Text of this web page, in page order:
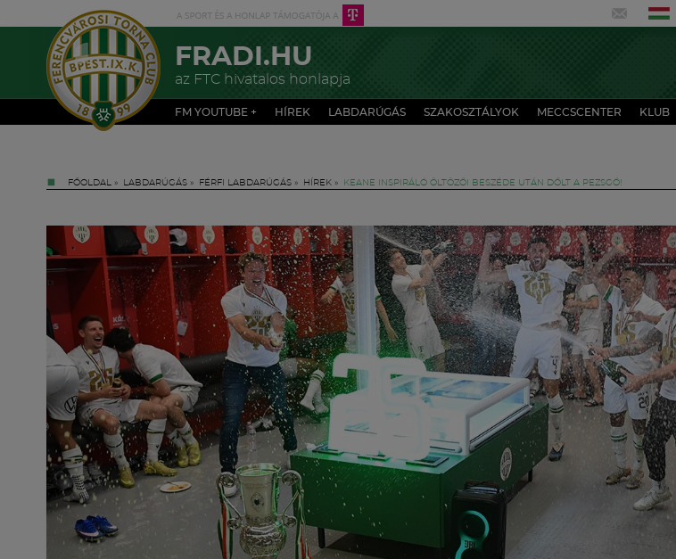
FRADI.HU
az FTC hivatalos honlapja
FM YOUTUBE + HÍREK LABDARÚGÁS SZAKOSZTÁLYOK MECCSCENTER KLUB
FŐOLDAL » LABDARÚGÁS » FÉRFI LABDARÚGÁS » HÍREK » KEANE INSPIRÁLÓ ÖLTÖZŐI BESZÉDE UTÁN DŐLT A PEZSGŐ!